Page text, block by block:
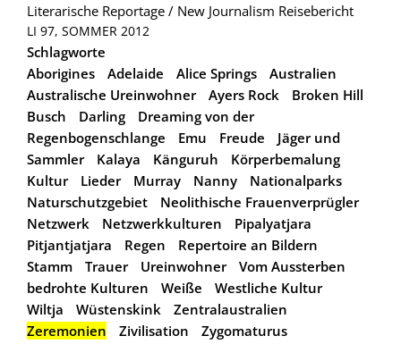
Literarische Reportage / New Journalism Reisebericht
LI 97, SOMMER 2012
Schlagworte
Aborigines
Adelaide Alice Springs
Australien
Australische Ureinwohner
Ayers Rock
Broken Hill
Busch
Darling
Dreaming von der
Regenbogenschlange
Emu Freude
Jäger und
Sammler
Kalaya Känguruh
Körperbemalung
Kultur
Lieder Murray Nanny
Nationalparks
Naturschutzgebiet
Neolithische Frauenverprügler
Netzwerk
Netzwerkkulturen
Pipalyatjara
Pitjantjatjara
Regen
Repertoire an Bildern
Stamm
Trauer Ureinwohner
Vom Aussterben
bedrohte Kulturen
Weiße
Westliche Kultur
Wiltja
Wüstenskink
Zentralaustralien
Zeremonien
Zivilisation Zygomaturus